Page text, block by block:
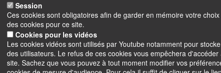
Session
Ces cookies sont obligatoires afin de garder en mémoire votre
des cookies pour ce site.
Cookies pour les vidéos
Les cookies vidéos sont utilisés par Youtube notamment pour
des utilisateurs. Le refus de ces cookies vous empêchera
site. Sachez que vous pouvez à tout moment modifier vos